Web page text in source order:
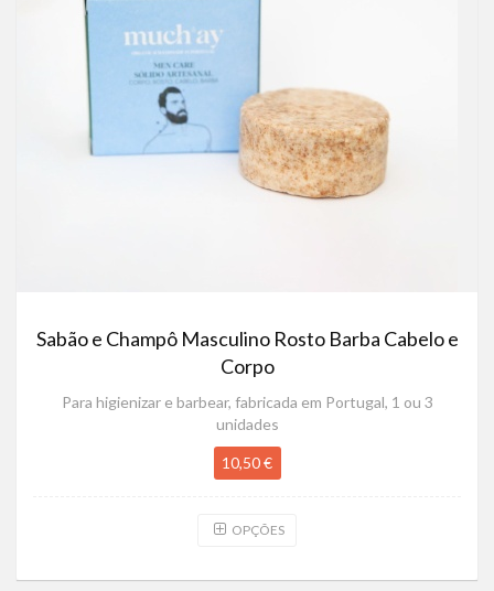
Sabão e Champô Masculino Rosto Barba Cabelo e
Corpo
Para higienizar e barbear, fabricada em Portugal, 1 ou 3
unidades
10,50 €
OPÇÕES